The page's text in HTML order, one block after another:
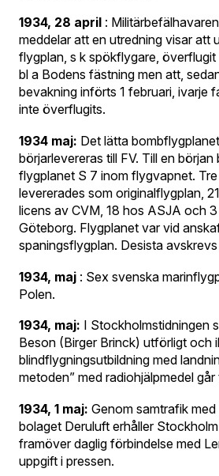
1934, 28 april :
meddelar att en utredning visar att
flygplan, s k spökflygare,
bl a Bodens fästning men att,
bevakning införts 1 februari, ivarje
inte överflugits.
1934 maj: Det lätta
börjarlevereras till FV. Till en
flygplanet S 7 inom flygvapnet.
levererades som originalflygplan,
licens av CVM, 18 hos ASJA och
Göteborg. Flygplanet var vid
spaningsflygplan. Desista
1934, maj : Sex svenska
Polen.
1934, maj: I Stockholmstidningen
Beson (Birger Brinck) utförligt och
blindflygningsutbildning med
metoden” med radiohjälpmedel
1934, 1 maj: Genom samtrafik
bolaget Deruluft erhåller
framöver daglig förbindelse med
uppgift i pressen.